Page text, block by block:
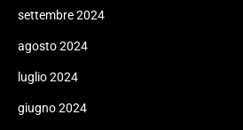
settembre 2024
agosto 2024
luglio 2024
giugno 2024